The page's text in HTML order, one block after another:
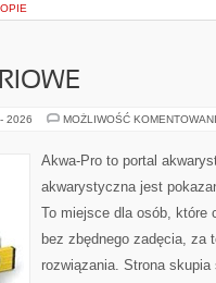
2026 MOŻLIWOŚĆ
Akwa-Pro to portal
akwarystyczna jest
To miejsce dla osób, które
bez zbędnego zadęcia, za
rozwiązania. Strona